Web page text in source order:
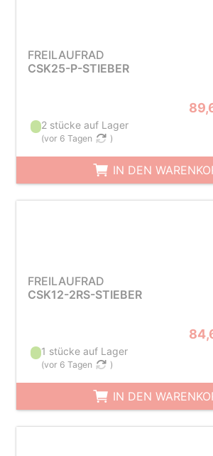
FREILAUFRAD
CSK25-P-STIEBER
2 stücke auf Lager
(vor 6 Tagen )
IN DEN
FREILAUFRAD
CSK12-2RS-STIEBER
1 stücke auf Lager
(vor 6 Tagen )
IN DEN